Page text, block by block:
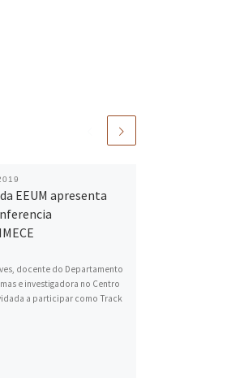
EEUM apresenta
docente do Departamento
e investigadora no Centro
a participar como Track